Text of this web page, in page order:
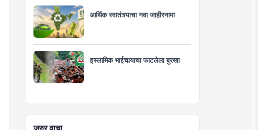
आर्थिक स्वातंत्र्याचा नवा जाहीरनामा
इस्लामिक भाईचार्‍याचा फाटलेला बुरखा